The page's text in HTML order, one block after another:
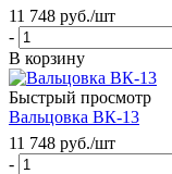
11 748 руб./шт
-
В корзину
Быстрый просмотр
Вальцовка ВК-13
11 748 руб./шт
-